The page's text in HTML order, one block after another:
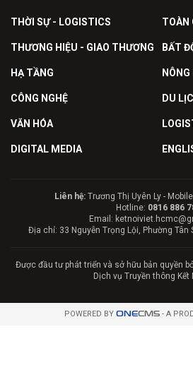
THỜI SỰ - LOGISTICS TOÀN
THƯƠNG HIỆU - GIAO THƯƠNG BẤT
HẠ TẦNG
CÔNG NGHỆ DU
VĂN HÓA
DIGITAL MEDIA
Liên hệ:Trương Thị Uyên Ly -
Hotline: 0816 886
Email:
Địa chỉ: 33 Nguyễn Trọng Lội, Phường Tân
Được đầu tư phát triển và sở hữu bản quyền
Dịch vụ Truyền thông Kết
POWERED BY ONECMS- A